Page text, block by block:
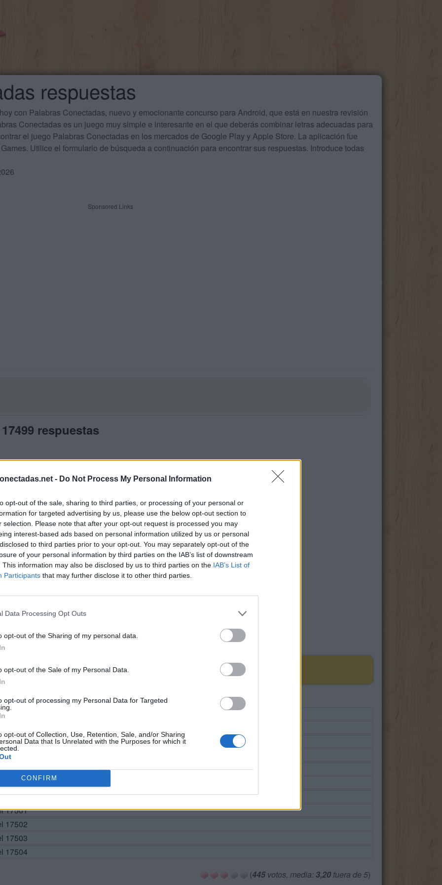
- Do Not Process My Personal Information
opt-out of the sale, sharing to third parties, or processing of your personal or
for targeted advertising by us, please use the below opt-out section to
selection. Please note that after your opt-out request is processed you may
interest-based ads based on personal information utilized by us or personal
to third parties prior to your opt-out. You may separately opt-out of the
of your personal information by third parties on the IAB’s list of downstream
This information may also be disclosed by us to third parties on the IAB’s List of
Participants that may further disclose it to other third parties.
Data Processing Opt Outs
opt-out of the Sharing of my personal data.
opt-out of the Sale of my Personal Data.
opt-out of processing my Personal Data for Targeted
opt-out of Collection, Use, Retention, Sale, and/or Sharing
Data that Is Unrelated with the Purposes for which it
CONFIRM
respuestas
con Palabras Conectadas, nuevo y emocionante concurso para Android, que está en nuestra revisión
Conectadas es un juego muy simple e interesante en el que deberás combinar letras adecuadas para
el juego Palabras Conectadas en los mercados de Google Play y Apple Store. La aplicación fue
Utilice el formulario de búsqueda a continuación para encontrar sus respuestas. Introduce todas
Sponsored Links
respuestas
BUSCAR MÁS RESPUESTAS
17496
17498
17499
17500
17501
17502
17503
17504
(445votos, media: 3,20 fuera de 5)